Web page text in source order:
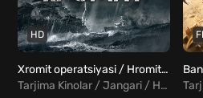
HD
Xromit operatsiyasi / Hromit operatsiyasi Uzbek tilida
Tarjima Kinolar / Jangari / Harbiy / Drama / Tarixiy / Xorij Kinolar Uzbek Tilida